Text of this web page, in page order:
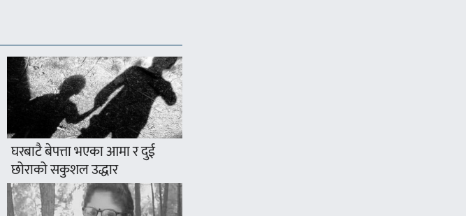
घरबाटै बेपत्ता भएका आमा र दुई
छोराको सकुशल उद्धार